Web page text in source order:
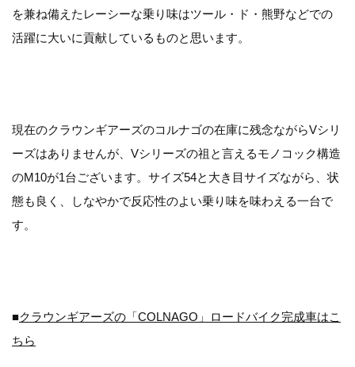
を兼ね備えたレーシーな乗り味はツール・ド・熊野などでの
活躍に大いに貢献しているものと思います。
現在のクラウンギアーズのコルナゴの在庫に残念ながらVシリ
ーズはありませんが、Vシリーズの祖と言えるモノコック構造
のM10が1台ございます。サイズ54と大き目サイズながら、状
態も良く、しなやかで反応性のよい乗り味を味わえる一台で
す。
■クラウンギアーズの「COLNAGO」ロードバイク完成車はこ
ちら